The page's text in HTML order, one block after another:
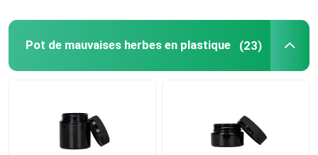
Pot de mauvaises herbes en plastique (23)